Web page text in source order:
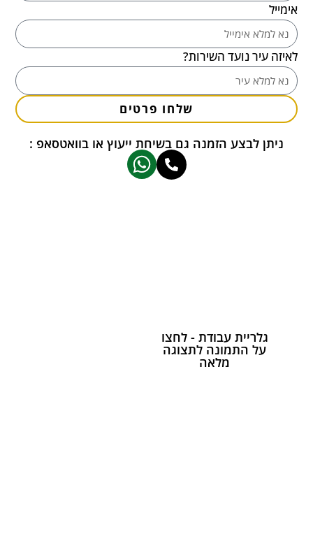
אימייל
לאיזה עיר נועד השירות?
שלחו פרטים
ניתן לבצע הזמנה גם בשיחת ייעוץ או בוואטסאפ :
גלריית עבודת - לחצו
על התמונה לתצוגה
מלאה